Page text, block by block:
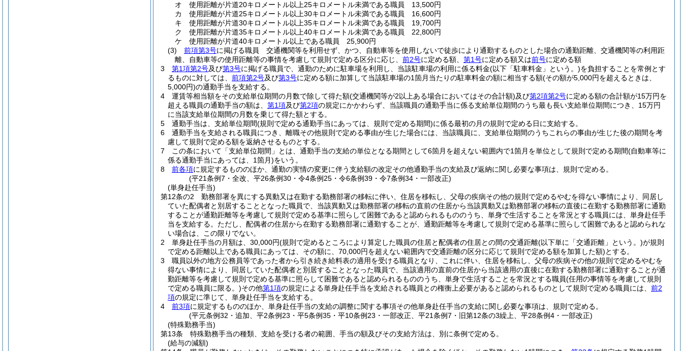
オ
使用距離が片道20キロメートル以上25キロメートル未満である職員 13,500円
カ
使用距離が片道25キロメートル以上30キロメートル未満である職員 16,600円
キ
使用距離が片道30キロメートル以上35キロメートル未満である職員 19,700円
ク
使用距離が片道35キロメートル以上40キロメートル未満である職員 22,800円
ケ
使用距離が片道40キロメートル以上である職員 25,900円
(3)
前項第3号に掲げる職員 交通機関等を利用せず、かつ、自動車等を使用しないで徒歩により通勤するものとした場合の通勤距離、交通機関等の利用距
離、自動車等の使用距離等の事情を考慮して規則で定める区分に応じ、 前2号に定める額、 第1号に定める額又は前号に定める額
3
第1項第2号及び第3号に掲げる職員で、通勤のために駐車場を利用し、当該駐車場の利用に係る料金(以下「駐車料金」という。)を負担することを常例とす
るものに対しては、 前項第2号及び第3号に定める額に加算して当該駐車場の1箇月当たりの駐車料金の額に相当する額(その額が5,000円を超えるときは、
5,000円)の通勤手当を支給する。
4
運賃等相当額をその支給単位期間の月数で除して得た額(交通機関等が2以上ある場合においてはその合計額)及び第2項第2号に定める額の合計額が15万円を
超える職員の通勤手当の額は、 第1項及び第2項の規定にかかわらず、当該職員の通勤手当に係る支給単位期間のうち最も長い支給単位期間につき、15万円
に当該支給単位期間の月数を乗じて得た額とする。
5
通勤手当は、支給単位期間(規則で定める通勤手当にあっては、規則で定める期間)に係る最初の月の規則で定める日に支給する。
6
通勤手当を支給される職員につき、離職その他規則で定める事由が生じた場合には、当該職員に、支給単位期間のうちこれらの事由が生じた後の期間を考
慮して規則で定める額を返納させるものとする。
7
この条において「支給単位期間」とは、通勤手当の支給の単位となる期間として6箇月を超えない範囲内で1箇月を単位として規則で定める期間(自動車等に
係る通勤手当にあっては、1箇月)をいう。
8
前各項に規定するもののほか、通勤の実情の変更に伴う支給額の改定その他通勤手当の支給及び返納に関し必要な事項は、規則で定める。
(平21条例7・全改、平26条例30・令4条例25・令6条例39・令7条例34・一部改正)
(単身赴任手当)
第12条の2
勤務部署を異にする異動又は在勤する勤務部署の移転に伴い、住居を移転し、父母の疾病その他の規則で定めるやむを得ない事情により、同居し
ていた配偶者と別居することとなった職員で、当該異動又は勤務部署の移転の直前の住居から当該異動又は勤務部署の移転の直後に在勤する勤務部署に通勤
することが通勤距離等を考慮して規則で定める基準に照らして困難であると認められるもののうち、単身で生活することを常況とする職員には、単身赴任手
当を支給する。 ただし、配偶者の住居から在勤する勤務部署に通勤することが、通勤距離等を考慮して規則で定める基準に照らして困難であると認められな
い場合は、この限りでない。
2
単身赴任手当の月額は、30,000円(規則で定めるところにより算定した職員の住居と配偶者の住居との間の交通距離(以下単に「交通距離」という。)が規則
で定める距離以上である職員にあっては、その額に、70,000円を超えない範囲内で交通距離の区分に応じて規則で定める額を加算した額)とする。
3
職員以外の地方公務員等であった者から引き続き給料表の適用を受ける職員となり、これに伴い、住居を移転し、父母の疾病その他の規則で定めるやむを
得ない事情により、同居していた配偶者と別居することとなった職員で、当該適用の直前の住居から当該適用の直後に在勤する勤務部署に通勤することが通
勤距離等を考慮して規則で定める基準に照らして困難であると認められるもののうち、単身で生活することを常況とする職員(任用の事情等を考慮して規則
で定める職員に限る。)その他第1項の規定による単身赴任手当を支給される職員との権衡上必要があると認められるものとして規則で定める職員には、 前2
項の規定に準じて、単身赴任手当を支給する。
4
前3項に規定するもののほか、単身赴任手当の支給の調整に関する事項その他単身赴任手当の支給に関し必要な事項は、規則で定める。
(平元条例32・追加、平2条例23・平5条例35・平10条例23・一部改正、平21条例7・旧第12条の3繰上、平28条例4・一部改正)
(特殊勤務手当)
第13条
特殊勤務手当の種類、支給を受ける者の範囲、手当の額及びその支給方法は、別に条例で定める。
(給与の減額)